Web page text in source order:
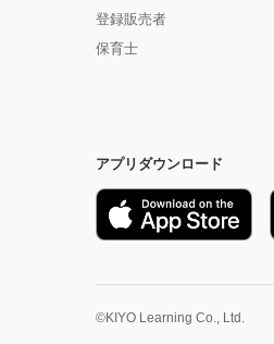
登録販売者
保育士
アプリダウンロード
©KIYO Learning Co., Ltd.